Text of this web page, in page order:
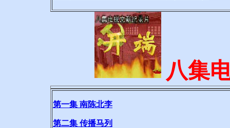
八集
第一集 南陈北李
第二集 传播马列